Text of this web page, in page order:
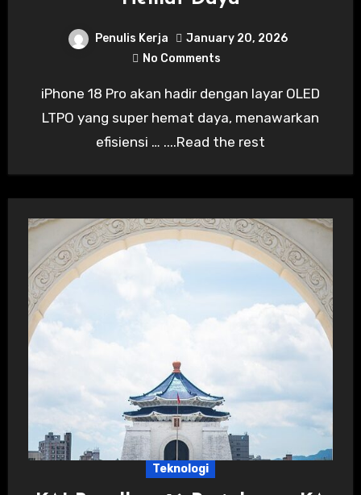
Penulis Kerja
January 20, 2026
No Comments
iPhone 18 Pro akan hadir dengan layar OLED
LTPO yang super hemat daya, menawarkan
efisiensi … ....Read the rest
Teknologi